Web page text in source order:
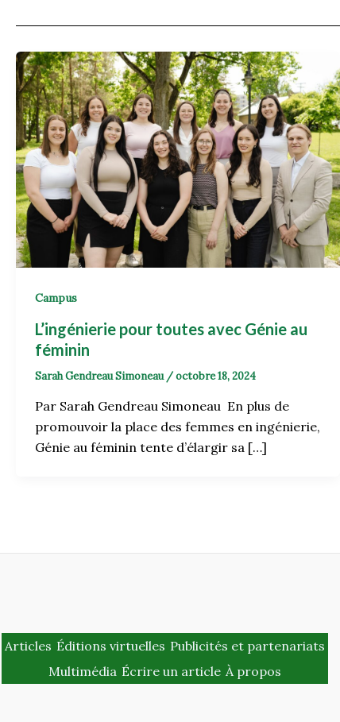
Campus
L’ingénierie pour toutes avec Génie au
féminin
Sarah Gendreau Simoneau /octobre 18, 2024
Par Sarah Gendreau Simoneau En plus de
promouvoir la place des femmes en ingénierie,
Génie au féminin tente d’élargir sa […]
Articles Éditions virtuelles Publicités et partenariats
Multimédia Écrire un article À propos